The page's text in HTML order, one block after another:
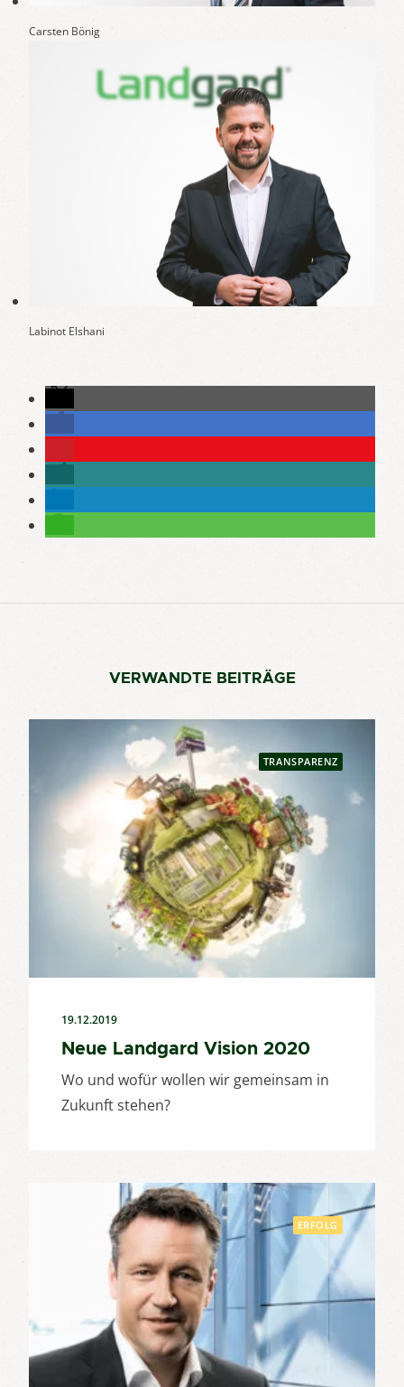
Carsten Bönig
Labinot Elshani
VERWANDTE BEITRÄGE
TRANSPARENZ
19.12.2019
Neue Landgard Vision 2020
Wo und wofür wollen wir gemeinsam in
Zukunft stehen?
ERFOLG